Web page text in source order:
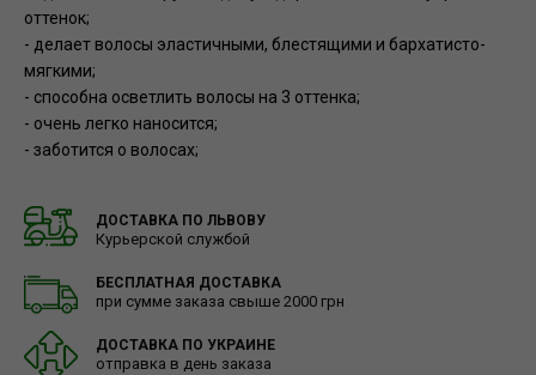
оттенок;
- делает волосы эластичными, блестящими и бархатисто-
мягкими;
- способна осветлить волосы на 3 оттенка;
- очень легко наносится;
- заботится о волосах;
ДОСТАВКА ПО ЛЬВОВУ
Курьерской службой
БЕСПЛАТНАЯ ДОСТАВКА
при сумме заказа свыше 2000 грн
ДОСТАВКА ПО УКРАИНЕ
отправка в день заказа